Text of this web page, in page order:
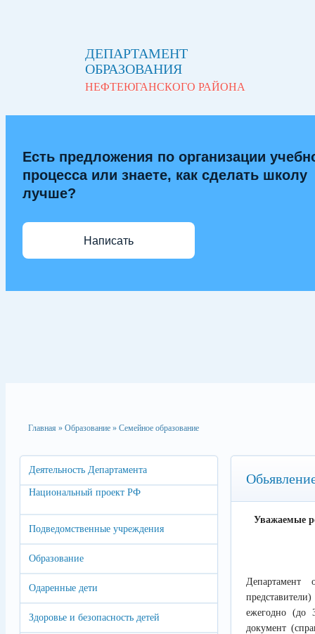
ДЕПАРТАМЕНТ
ОБРАЗОВАНИЯ
НЕФТЕЮГАНСКОГО РАЙОНА
Есть предложения по организации
процесса или знаете, как сделать школу
лучше?
Написать
Деятельность Департамента
Национальный проект РФ
Подведомственные учреждения
Образование
Одаренные дети
Здоровье и безопасность детей
Главная » Образование » Семейное образование
Уважаемые
Департамент
ежегодно (до
документ